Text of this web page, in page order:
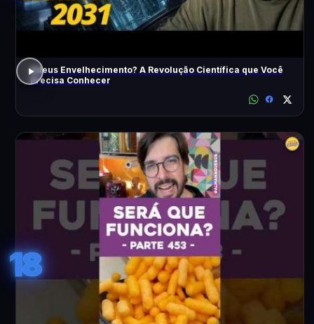
Adeus Envelhecimento? A Revolução Científica que Você
Precisa Conhecer
18